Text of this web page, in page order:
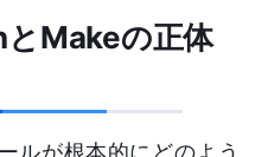
Makeの正体
ルが根本的にどのよう